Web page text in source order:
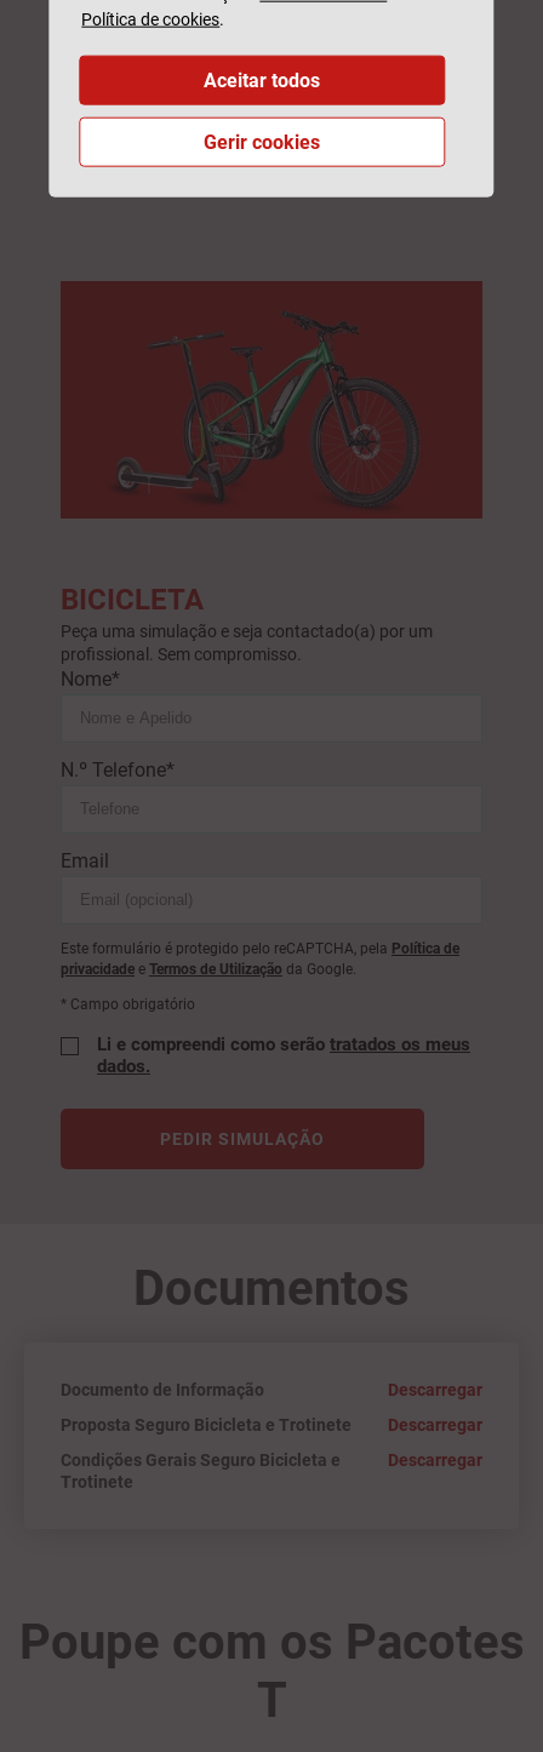
BICICLETA
Peça uma simulação e seja contactado(a) por um
profissional. Sem compromisso.
Nome*
N.º Telefone*
Email
Este formulário é protegido pelo reCAPTCHA, pela Política de
privacidade e Termos de Utilização da Google.
* Campo obrigatório
Li e compreendi como serão tratados os meus
dados.
PEDIR SIMULAÇÃO
Documentos
Documento de Informação
Descarregar
Proposta Seguro Bicicleta e Trotinete
Descarregar
Condições Gerais Seguro Bicicleta e
Trotinete
Descarregar
Poupe com os Pacotes
T
Política de cookies.
Gerir cookies
Aceitar todos